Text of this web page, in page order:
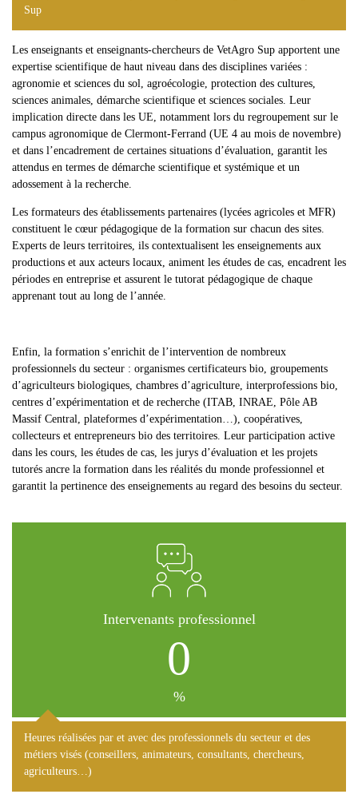
Sup
Les enseignants et enseignants-chercheurs de VetAgro Sup apportent une
expertise scientifique de haut niveau dans des disciplines variées :
agronomie et sciences du sol, agroécologie, protection des cultures,
sciences animales, démarche scientifique et sciences sociales. Leur
implication directe dans les UE, notamment lors du regroupement sur le
campus agronomique de Clermont-Ferrand (UE 4 au mois de novembre)
et dans l’encadrement de certaines situations d’évaluation, garantit les
attendus en termes de démarche scientifique et systémique et un
adossement à la recherche.
Les formateurs des établissements partenaires (lycées agricoles et MFR)
constituent le cœur pédagogique de la formation sur chacun des sites.
Experts de leurs territoires, ils contextualisent les enseignements aux
productions et aux acteurs locaux, animent les études de cas, encadrent les
périodes en entreprise et assurent le tutorat pédagogique de chaque
apprenant tout au long de l’année.
Enfin, la formation s’enrichit de l’intervention de nombreux
professionnels du secteur : organismes certificateurs bio, groupements
d’agriculteurs biologiques, chambres d’agriculture, interprofessions bio,
centres d’expérimentation et de recherche (ITAB, INRAE, Pôle AB
Massif Central, plateformes d’expérimentation…), coopératives,
collecteurs et entrepreneurs bio des territoires. Leur participation active
dans les cours, les études de cas, les jurys d’évaluation et les projets
tutorés ancre la formation dans les réalités du monde professionnel et
garantit la pertinence des enseignements au regard des besoins du secteur.
Intervenants professionnel
0
%
Heures réalisées par et avec des professionnels du secteur et des
métiers visés (conseillers, animateurs, consultants, chercheurs,
agriculteurs…)